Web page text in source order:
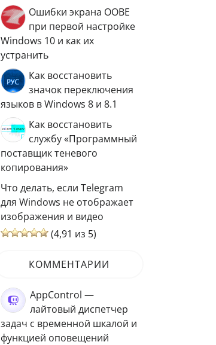
Ошибки экрана OOBE
при первой настройке
Windows 10 и как их
устранить
Как восстановить
значок переключения
языков в Windows 8 и 8.1
Как восстановить
службу «Программный
поставщик теневого
копирования»
Что делать, если Telegram
для Windows не отображает
изображения и видео
(4,91 из 5)
КОММЕНТАРИИ
AppControl —
лайтовый диспетчер
задач с временной шкалой и
функцией оповещений